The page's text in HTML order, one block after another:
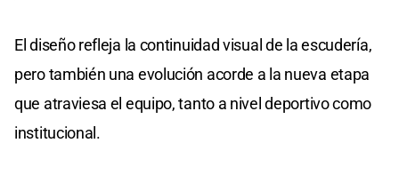
El diseño refleja la continuidad visual de la escudería,
pero también una evolución acorde a la nueva etapa
que atraviesa el equipo, tanto a nivel deportivo como
institucional.